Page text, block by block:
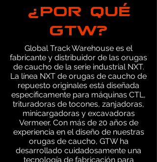
¿POR QUÉ
GTW?
Global Track Warehouse es el
fabricante y distribuidor de las orugas
de caucho de la serie industrial NXT.
La línea NXT de orugas de caucho de
repuesto originales está diseñada
específicamente para máquinas CTL,
trituradoras de tocones, zanjadoras,
minicargadoras y excavadoras
Vermeer. Con más de 20 años de
experiencia en el diseño de nuestras
orugas de caucho, GTW ha
desarrollado cuidadosamente una
tecnología de fabricación para